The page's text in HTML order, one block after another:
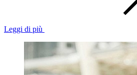
Leggi di più